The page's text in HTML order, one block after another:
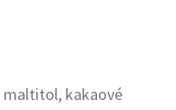
maltitol, kakaové